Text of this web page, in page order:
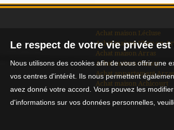
Achat maison Lécluse
Achat maison Vitry-en-
Achat maison Arras
Achat maison Cuincy
Achat appartement Arras
Achat maison Achicourt
Le respect de votre vie privée
Nous utilisons des cookies afin de vous offrir une
vos centres d'intérêt. Ils nous permettent
avez donné votre accord. Vous pouvez les
d'informations sur vos données personnelles,